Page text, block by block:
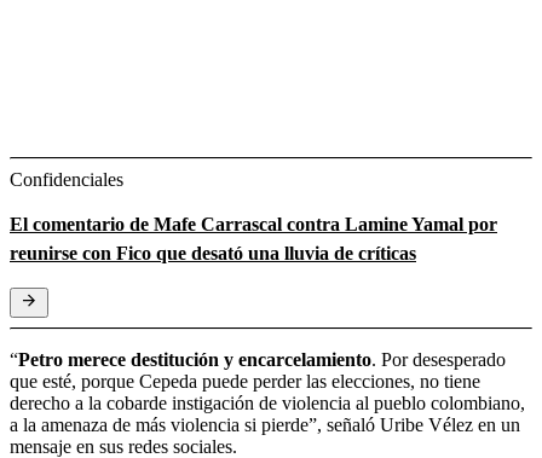
Confidenciales
El comentario de Mafe Carrascal contra Lamine Yamal por
reunirse con Fico que desató una lluvia de críticas
“Petro merece destitución y encarcelamiento. Por desesperado
que esté, porque Cepeda puede perder las elecciones, no tiene
derecho a la cobarde instigación de violencia al pueblo colombiano,
a la amenaza de más violencia si pierde”, señaló Uribe Vélez en un
mensaje en sus redes sociales.